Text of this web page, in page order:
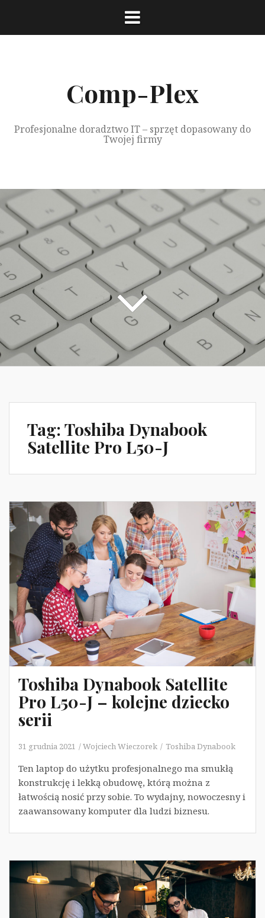
treści
Comp-Plex
Profesjonalne doradztwo IT – sprzęt dopasowany do
Twojej firmy
Tag:Toshiba Dynabook
Satellite Pro L50-J
Toshiba Dynabook Satellite
Pro L50-J – kolejne dziecko
serii
31 grudnia 2021 Wojciech Wieczorek Toshiba Dynabook
Ten laptop do użytku profesjonalnego ma smukłą
konstrukcję i lekką obudowę, którą można z
łatwością nosić przy sobie. To wydajny, nowoczesny i
zaawansowany komputer dla ludzi biznesu.